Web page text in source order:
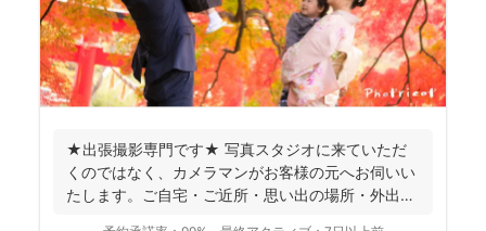
★出張撮影専門です★ 写真スタジオに来ていただ
くのではなく、カメラマンがお客様の元へお伺いい
たします。ご自宅・ご近所・思い出の場所・外出が